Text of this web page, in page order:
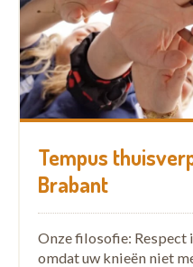
Tempus
Brabant
Onze filosofie:
omdat uw knieën niet